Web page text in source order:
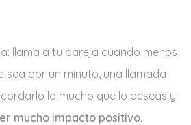
llama a tu pareja cuando menos
sea por un minuto, una llamada
lo mucho que lo deseas y
mucho impacto positivo.